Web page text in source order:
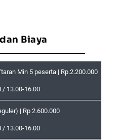
Biaya
Min 5 peserta | Rp.2.200.000
/ 13.00-16.00
| Rp 2.600.000
/ 13.00-16.00